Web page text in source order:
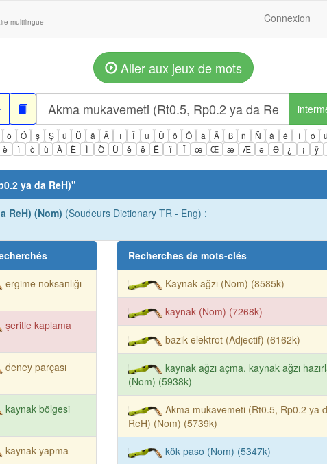
multilingue Connexion
Aller aux jeux de mots
ö Ö ş Ş ü Ü â Â î Î û Û ô Ô ä Ä ß ñ Ñ á é í ó ú
è ì ò ù À È Ì Ò Ù ê ë Ë ï Ï œ Œ æ Æ ə Ə ¿ ¡ ÿ
ya da ReH)"
ReH) (Nom) (Soudeurs Dictionary TR - Eng) :
ergime noksanlığı
şeritle kaplama
deney parçası
kaynak bölgesi
kaynak yapma
Recherches de mots-clés
Kaynak ağzı (Nom) (8585k)
kaynak (Nom) (7268k)
bazik elektrot (Adjectif) (6162k)
kaynak ağzı açma. kaynak ağzı
(Nom) (5938k)
Akma mukavemeti (Rt0.5, Rp0.2 ya
ReH) (Nom) (5739k)
kök paso (Nom) (5347k)